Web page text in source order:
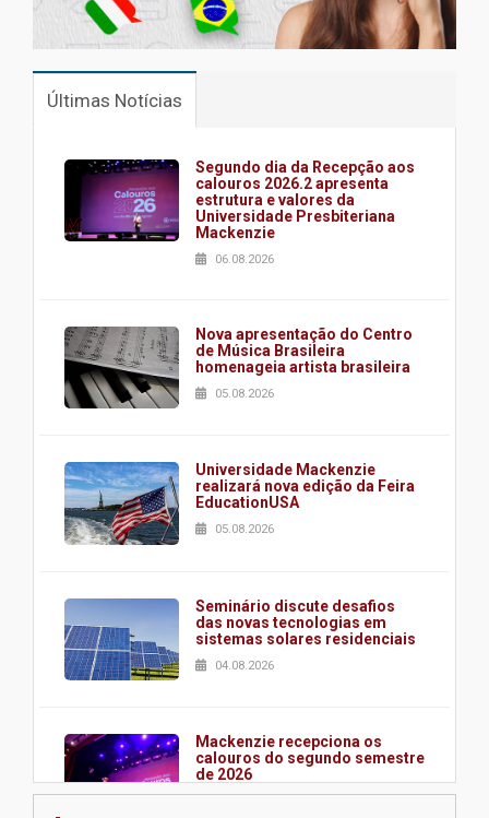
Últimas Notícias
Segundo dia da Recepção aos
calouros 2026.2 apresenta
estrutura e valores da
Universidade Presbiteriana
Mackenzie
06.08.2026
Nova apresentação do Centro
de Música Brasileira
homenageia artista brasileira
05.08.2026
Universidade Mackenzie
realizará nova edição da Feira
EducationUSA
05.08.2026
Seminário discute desafios
das novas tecnologias em
sistemas solares residenciais
04.08.2026
Mackenzie recepciona os
calouros do segundo semestre
de 2026